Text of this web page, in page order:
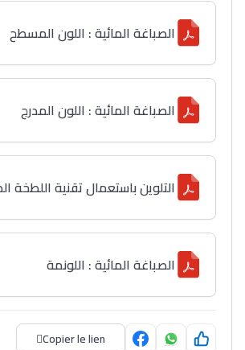
Lycée Maroc
Collège au Maroc
Post-Bac
Interviews/Vidéos
+ de 89 Interviews/Vidéos
الصباغة المائية : اللون المسطح
الصباغة المائية : اللون المدرج
التلوين باستعمال تقنية اللطخة
الصباغة المائية : اللونمة
Copier le lien